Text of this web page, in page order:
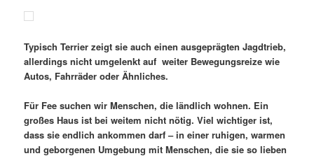
Typisch Terrier zeigt sie auch einen ausgeprägten Jagdtrieb,
allerdings nicht umgelenkt auf weiter Bewegungsreize wie
Autos, Fahrräder oder Ähnliches.
Für Fee suchen wir Menschen, die ländlich wohnen. Ein
großes Haus ist bei weitem nicht nötig. Viel wichtiger ist,
dass sie endlich ankommen darf – in einer ruhigen, warmen
und geborgenen Umgebung mit Menschen, die sie so lieben